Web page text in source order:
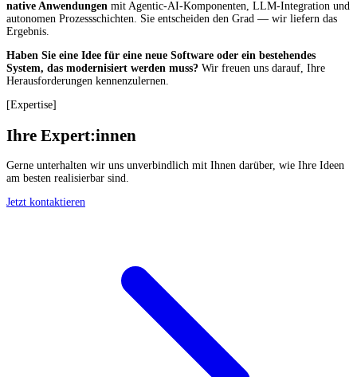
native Anwendungen mit Agentic-AI-Komponenten, LLM-Integration und
autonomen Prozessschichten. Sie entscheiden den Grad — wir liefern das
Ergebnis.
Haben Sie eine Idee für eine neue Software oder ein bestehendes
System, das modernisiert werden muss? Wir freuen uns darauf, Ihre
Herausforderungen kennenzulernen.
[Expertise]
Ihre Expert:innen
Gerne unterhalten wir uns unverbindlich mit Ihnen darüber, wie Ihre Ideen
am besten realisierbar sind.
Jetzt kontaktieren